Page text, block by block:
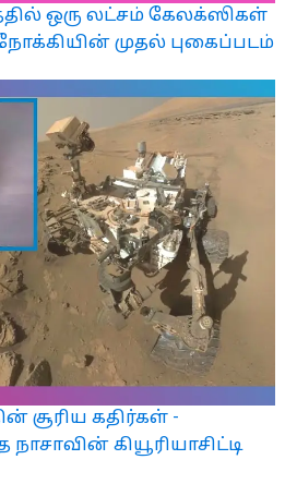
ஒரு லட்சம் கேலக்ஸிகள்
முதல் புகைப்படம்
சூரிய கதிர்கள் -
கியூரியாசிட்டி